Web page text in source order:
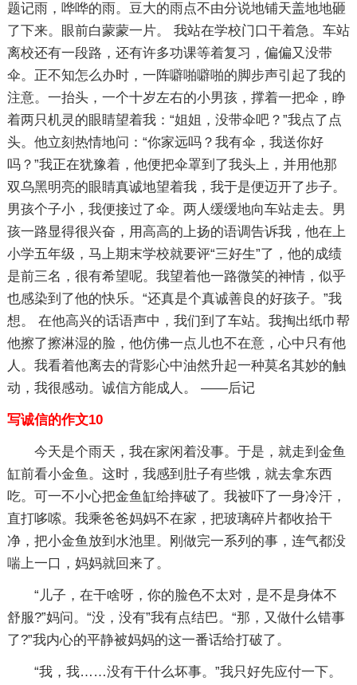
题记雨，哗哗的雨。豆大的雨点不由分说地铺天盖地地砸
了下来。眼前白蒙蒙一片。 我站在学校门口干着急。车站
离校还有一段路，还有许多功课等着复习，偏偏又没带
伞。正不知怎么办时，一阵噼啪噼啪的脚步声引起了我的
注意。一抬头，一个十岁左右的小男孩，撑着一把伞，睁
着两只机灵的眼睛望着我：“姐姐，没带伞吧？”我点了点
头。他立刻热情地问：“你家远吗？我有伞，我送你好
吗？”我正在犹豫着，他便把伞罩到了我头上，并用他那
双乌黑明亮的眼睛真诚地望着我，我于是便迈开了步子。
男孩个子小，我便接过了伞。两人缓缓地向车站走去。男
孩一路显得很兴奋，用高高的上扬的语调告诉我，他在上
小学五年级，马上期末学校就要评“三好生”了，他的成绩
是前三名，很有希望呢。我望着他一路微笑的神情，似乎
也感染到了他的快乐。“还真是个真诚善良的好孩子。”我
想。 在他高兴的话语声中，我们到了车站。我掏出纸巾帮
他擦了擦淋湿的脸，他仿佛一点儿也不在意，心中只有他
人。我看着他离去的背影心中油然升起一种莫名其妙的触
动，我很感动。诚信方能成人。 ——后记
写诚信的作文10
今天是个雨天，我在家闲着没事。于是，就走到金鱼
缸前看小金鱼。这时，我感到肚子有些饿，就去拿东西
吃。可一不小心把金鱼缸给摔破了。我被吓了一身冷汗，
直打哆嗦。我乘爸爸妈妈不在家，把玻璃碎片都收拾干
净，把小金鱼放到水池里。刚做完一系列的事，连气都没
喘上一口，妈妈就回来了。
“儿子，在干啥呀，你的脸色不太对，是不是身体不
舒服?”妈问。“没，没有”我有点结巴。“那，又做什么错事
了?”我内心的平静被妈妈的这一番话给打破了。
“我，我……没有干什么坏事。”我只好先应付一下。